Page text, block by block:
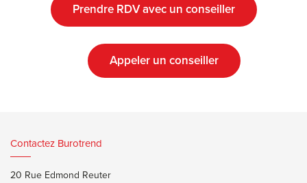
Prendre RDV avec un conseiller
Appeler un conseiller
Contactez Burotrend
20 Rue Edmond Reuter